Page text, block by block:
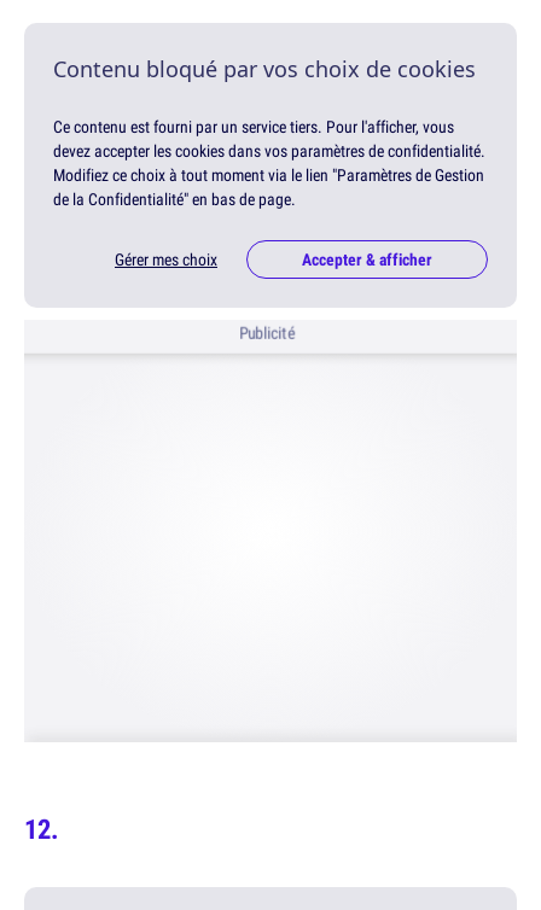
Contenu bloqué par vos choix de cookies
Ce contenu est fourni par un service tiers. Pour l'afficher, vous
devez accepter les cookies dans vos paramètres de confidentialité.
Modifiez ce choix à tout moment via le lien "Paramètres de Gestion
de la Confidentialité" en bas de page.
Gérer mes choix Accepter & afficher
Publicité